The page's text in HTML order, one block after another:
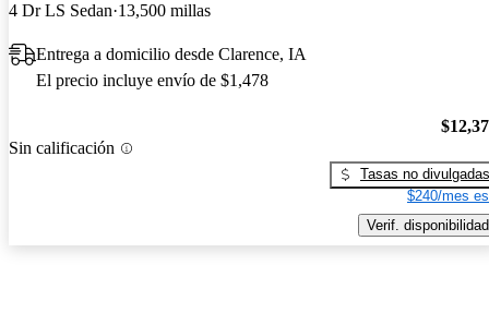
4 Dr LS Sedan 13,500 millas
Entrega a domicilio desde Clarence, IA
El precio incluye envío de $1,478
Sin calificación
Tasas no divulgadas
$240/mes
Verif. disponibilidad